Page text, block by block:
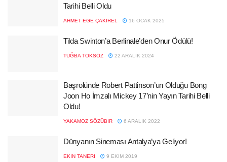
Tarihi Belli Oldu
AHMET EGE ÇAKIREL 16 OCAK 2025
Tilda Swinton’a Berlinale’den Onur Ödülü!
TUĞBA TOKSÖZ 22 ARALIK 2024
Başrolünde Robert Pattinson’un Olduğu Bong
Joon Ho İmzalı Mickey 17’nin Yayın Tarihi Belli
Oldu!
YAKAMOZ SÖZÜBIR 6 ARALIK 2022
Dünyanın Sineması Antalya’ya Geliyor!
EKIN TANERI 9 EKIM 2019